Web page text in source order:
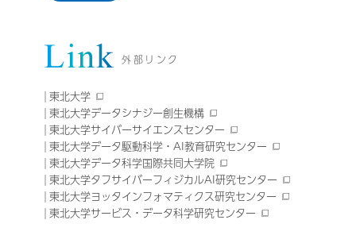
外部リンク
東北大学
東北大学データシナジー創生機構
東北大学サイバーサイエンスセンター
東北大学データ駆動科学・AI教育研究センター
東北大学データ科学国際共同大学院
東北大学タフサイバーフィジカルAI研究センター
東北大学ヨッタインフォマティクス研究センター
東北大学サービス・データ科学研究センター